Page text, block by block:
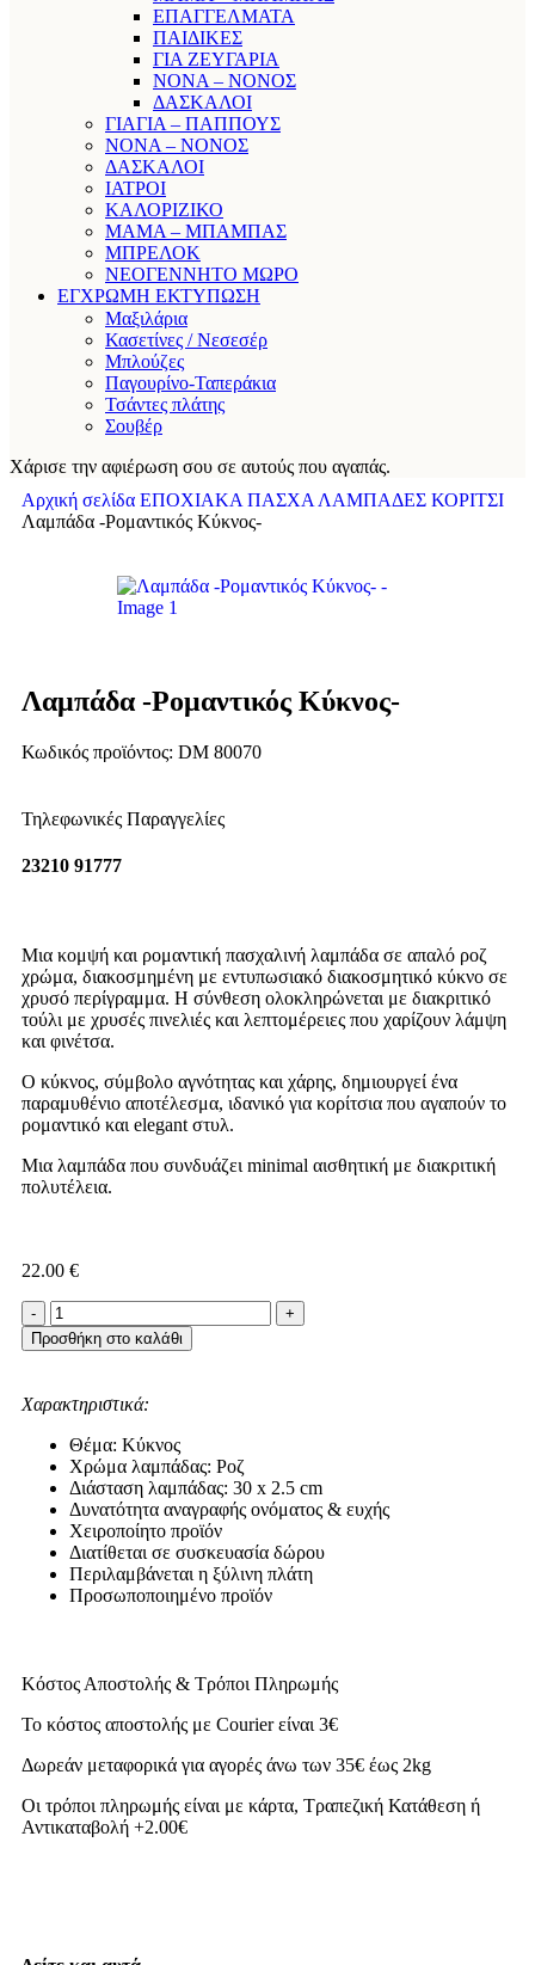
ΕΠΑΓΓΕΛΜΑΤΑ
ΠΑΙΔΙΚΕΣ
ΓΙΑ ΖΕΥΓΑΡΙΑ
ΝΟΝΑ – ΝΟΝΟΣ
ΔΑΣΚΑΛΟΙ
ΓΙΑΓΙΑ – ΠΑΠΠΟΥΣ
ΝΟΝΑ – ΝΟΝΟΣ
ΔΑΣΚΑΛΟΙ
ΙΑΤΡΟΙ
ΚΑΛΟΡΙΖΙΚΟ
ΜΑΜΑ – ΜΠΑΜΠΑΣ
ΜΠΡΕΛΟΚ
ΝΕΟΓΕΝΝΗΤΟ ΜΩΡΟ
ΕΓΧΡΩΜΗ ΕΚΤΥΠΩΣΗ
Μαξιλάρια
Κασετίνες / Νεσεσέρ
Μπλούζες
Παγουρίνο-Ταπεράκια
Τσάντες πλάτης
Σουβέρ
Χάρισε την αφιέρωση σου σε αυτούς που αγαπάς.
Αρχική σελίδα ΕΠΟΧΙΑΚΑ ΠΑΣΧΑ ΛΑΜΠΑΔΕΣ ΚΟΡΙΤΣΙ
Λαμπάδα -Ρομαντικός Κύκνος-
Λαμπάδα -Ρομαντικός Κύκνος-
Κωδικός προϊόντος: DM 80070
Τηλεφωνικές Παραγγελίες
23210 91777
Μια κομψή και ρομαντική πασχαλινή λαμπάδα σε απαλό ροζ
χρώμα, διακοσμημένη με εντυπωσιακό διακοσμητικό κύκνο σε
χρυσό περίγραμμα. Η σύνθεση ολοκληρώνεται με διακριτικό
τούλι με χρυσές πινελιές και λεπτομέρειες που χαρίζουν λάμψη
και φινέτσα.
Ο κύκνος, σύμβολο αγνότητας και χάρης, δημιουργεί ένα
παραμυθένιο αποτέλεσμα, ιδανικό για κορίτσια που αγαπούν το
ρομαντικό και elegant στυλ.
Μια λαμπάδα που συνδυάζει minimal αισθητική με διακριτική
πολυτέλεια.
22.00 €
Προσθήκη στο καλάθι
Χαρακτηριστικά:
Θέμα: Κύκνος
Χρώμα λαμπάδας: Ροζ
Διάσταση λαμπάδας: 30 x 2.5 cm
Δυνατότητα αναγραφής ονόματος & ευχής
Χειροποίητο προϊόν
Διατίθεται σε συσκευασία δώρου
Περιλαμβάνεται η ξύλινη πλάτη
Προσωποποιημένο προϊόν
Κόστος Αποστολής & Τρόποι Πληρωμής
Το κόστος αποστολής με Courier είναι 3€
Δωρεάν μεταφορικά για αγορές άνω των 35€ έως 2kg
Οι τρόποι πληρωμής είναι με κάρτα, Τραπεζική Κατάθεση ή
Αντικαταβολή +2.00€